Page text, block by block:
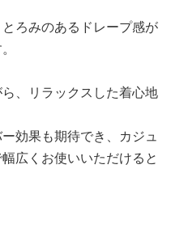
ろみのあるドレープ感が
、リラックスした着心地
効果も期待でき、カジュ
広くお使いいただけると